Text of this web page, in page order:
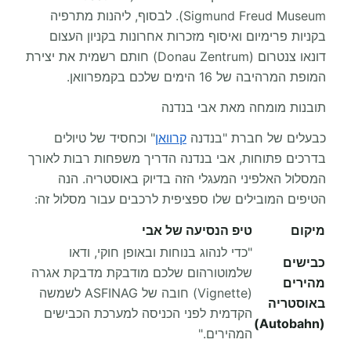
Sigmund Freud Museum). לבסוף, ליהנות מתרפיה
בקניות פרימיום ואיסוף מזכרות אחרונות בקניון העצום
דונאו צנטרום (Donau Zentrum) חותם רשמית את יצירת
המופת המרהיבה של 16 הימים שלכם בקמפרוואן.
תובנות מומחה מאת אבי בנדנה
כבעלים של חברת "בנדנה קרוואן" וכחסיד של טיולים
בדרכים פתוחות, אבי בנדנה הדריך משפחות רבות לאורך
המסלול האלפיני המעגלי הזה בדיוק באוסטריה. הנה
הטיפים המובילים שלו ספציפית לרכבים עבור מסלול זה:
מיקום
טיפ הנסיעה של אבי
כבישים
מהירים
באוסטריה
(Autobahn)
"כדי לנהוג בנוחות ובאופן חוקי, ודאו
שלמוטורהום שלכם מודבקת מדבקת אגרה
(Vignette) חובה של ASFINAG לשמשה
הקדמית לפני הכניסה למערכת הכבישים
המהירים."